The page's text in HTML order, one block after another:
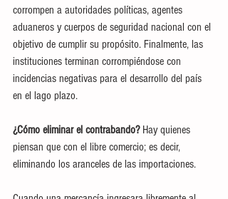
corrompen a autoridades políticas, agentes
aduaneros y cuerpos de seguridad nacional con el
objetivo de cumplir su propósito. Finalmente, las
instituciones terminan corrompiéndose con
incidencias negativas para el desarrollo del país
en el lago plazo.
¿Cómo eliminar el contrabando? Hay quienes
piensan que con el libre comercio; es decir,
eliminando los aranceles de las importaciones.